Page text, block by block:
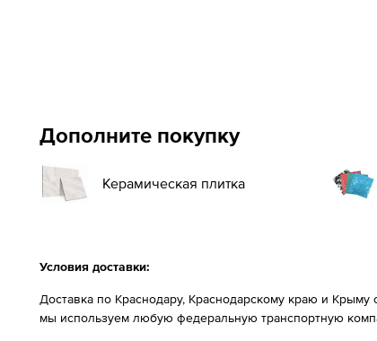
Дополните покупку
Керамическая плитка
Условия доставки:
Доставка по Краснодару, Краснодарскому краю и
мы используем любую федеральную транспортную